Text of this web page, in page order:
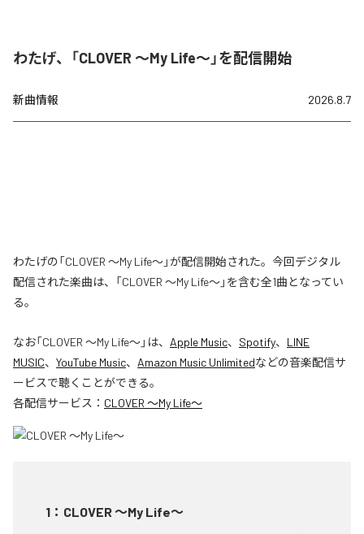
わたげ、「CLOVER ～My Life～」を配信開始
新曲情報 2026.8.7
わたげの「CLOVER ～My Life～」が配信開始された。今回デジタル
配信された楽曲は、「CLOVER ～My Life～」を含む全1曲となってい
る。
なお「CLOVER ～My Life～」は、 Apple Music、 Spotify、 LINE
MUSIC、 YouTube Music、 Amazon Music Unlimitedなどの音楽配信サ
ービスで聴くことができる。
各配信サービス： CLOVER ～My Life～
1 ： CLOVER ～My Life～